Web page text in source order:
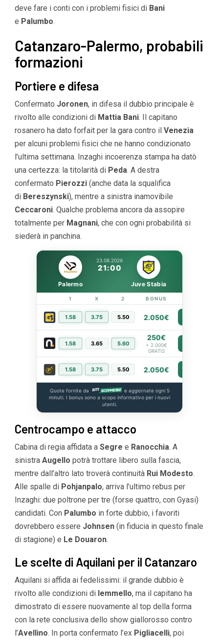
deve fare i conti con i problemi fisici di Bani
e Palumbo.
Catanzaro-Palermo, probabili
formazioni
Portiere e difesa
Confermato Joronen, in difesa il dubbio principale è
rivolto alle condizioni di Mattia Bani. Il capitano
rosanero ha dato forfait per la gara contro il Venezia
per alcuni problemi fisici che ne hanno condizionato
l’ultima settimana. Inzaghi incoerenza stampa ha datò
una certezza: la titolarità di Peda. A destra
confermato Pierozzi (anche data la squalifica
di Bereszynski), mentre a sinistra inamovibile
Ceccaroni. Qualche problema ancora da assopire
totalmente per Magnani, che con ogni probabilità si
siederà in panchina.
23.08.2026
21:00
Palermo Juve Stabia
1 X 2 BONUS
1.58 3.75 5.50 2.050€
1.58 3.65 5.60
250€
+ 2.000€
GRATIS
1.58 3.75 5.50 2.050€
Quote fornite da
e aggiornate ogni 5
minuti. I bonus sono a scopo informativo per i nuovi
utenti.
Centrocampo e attacco
Cabina di regia affidata a Segre e Ranocchia. A
sinistra Augello potrà trottare libero sulla fascia,
mentre dall’altro lato troverà continuità Rui Modesto.
Alle spalle di Pohjanpalo, arriva l’ultimo rebus per
Inzaghi: due poltrone per tre (forse quattro, con Gyasi)
candidati. Con Palumbo in forte dubbio, i favoriti
dovrebbero essere Johnsen (in fiducia in questo finale
di stagione) e Le Douaron.
Le scelte di Aquilani per il Catanzaro
Aquilani si affida ai fedelissimi: il grande dubbio è
rivolto alle condizioni di Iemmello, ma il capitano ha
dimostrato di essere nuovamente al top della forma
con la rete conclusiva dello show giallorosso contro
l’Avellino. In porta confermato l’ex Pigliacelli, poi